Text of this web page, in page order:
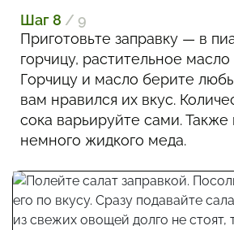
Шаг 8 / 9
Приготовьте заправку — в
горчицу, растительное
Горчицу и масло берите
вам нравился их вкус.
сока варьируйте сами.
немного жидкого меда.